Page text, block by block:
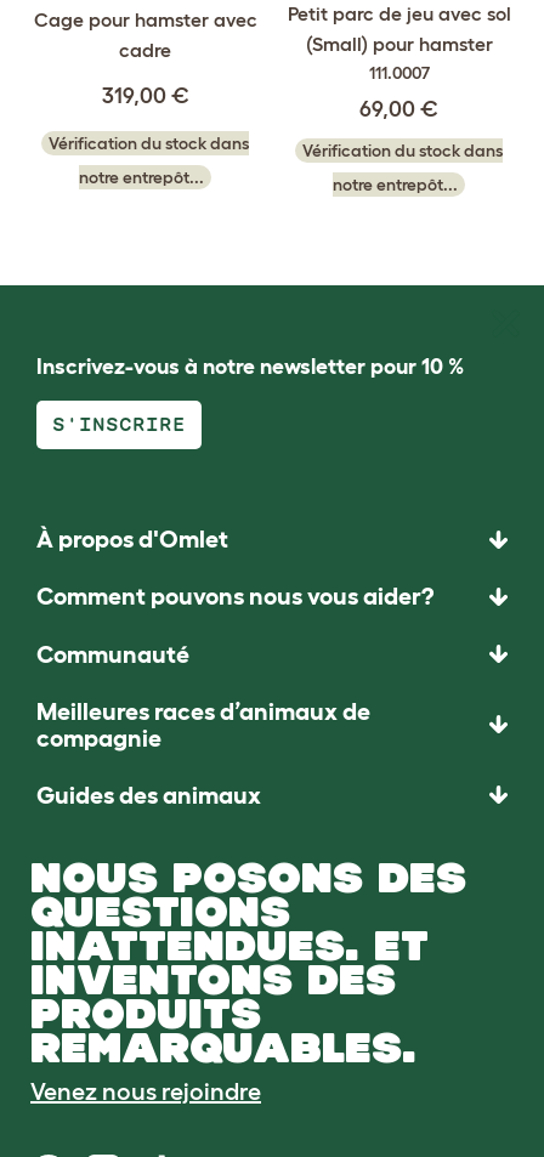
Cage pour hamster avec
cadre
319,00 €
Vérification du stock dans
notre entrepôt...
Petit parc de jeu avec sol
(Small) pour hamster
111.0007
69,00 €
Vérification du stock dans
notre entrepôt...
Inscrivez-vous à notre newsletter pour 10 %
S'INSCRIRE
À propos d'Omlet
Comment pouvons nous vous aider?
Communauté
Meilleures races d’animaux de
compagnie
Guides des animaux
NOUS POSONS DES
QUESTIONS
INATTENDUES. ET
INVENTONS DES
PRODUITS
REMARQUABLES.
Venez nous rejoindre